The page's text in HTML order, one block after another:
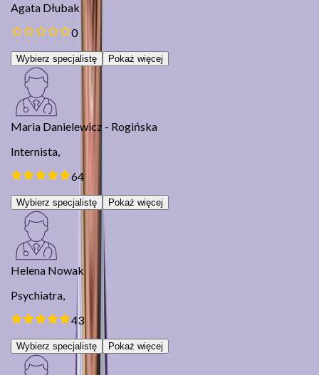
Agata Dłubak
0
Wybierz specjalistę Pokaż więcej
Maria Danielewicz - Rogińska
Internista,
64
Wybierz specjalistę Pokaż więcej
Helena Nowak
Psychiatra,
43
Wybierz specjalistę Pokaż więcej